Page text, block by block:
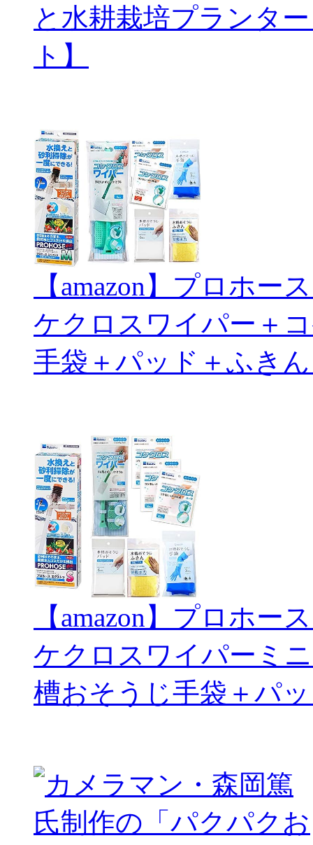
と水耕栽培プランタ
ト】
【amazon】プロホ
ケクロスワイパー＋
手袋＋パッド＋ふき
【amazon】プロホー
ケクロスワイパーミ
槽おそうじ手袋＋パ